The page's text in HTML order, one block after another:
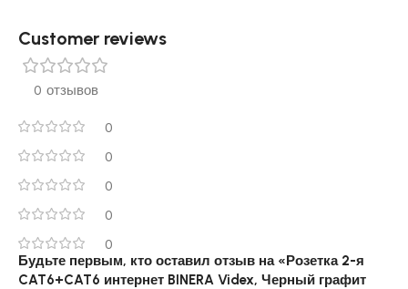
Customer reviews​
0 отзывов
0
0
0
0
0
Будьте первым, кто оставил отзыв на «Розетка 2-я
CAT6+CAT6 интернет BINERA Videx, Черный графит